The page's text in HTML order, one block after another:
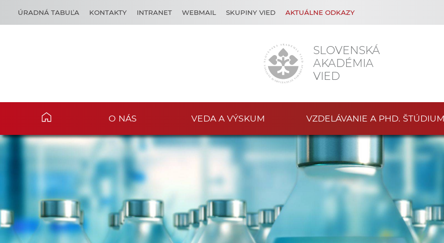
SLOVENSKÁ
AKADÉMIA
VIED
ÚRADNÁ TABUĽA KONTAKTY INTRANET WEBMAIL SKUPINY VIED AKTUÁLNE ODKAZY
O NÁS VEDA A VÝSKUM VZDELÁVANIE A PHD.